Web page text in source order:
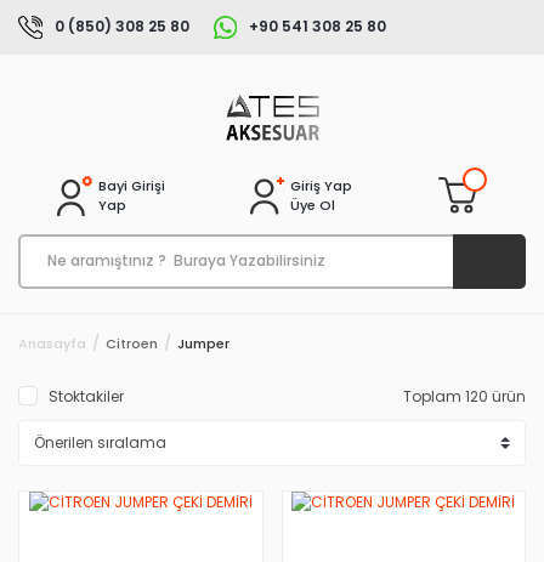
0 (850) 308 25 80 +90 541 308 25 80
Bayi Girişi
Yap
Giriş Yap
Üye Ol
Anasayfa Citroen Jumper
Stoktakiler Toplam 120 ürün